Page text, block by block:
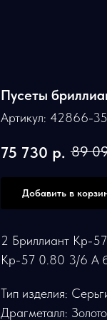
Пусеты
Артикул: 42866-
75 730 р. 89
Добавить в
2 Бриллиант Кр-
Кр-57 0.80 3/6 А
Тип изделия:
Драгметалл: Золото